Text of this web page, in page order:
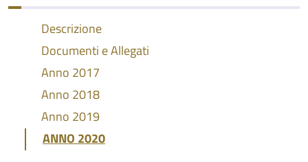
Descrizione
Documenti e Allegati
Anno 2017
Anno 2018
Anno 2019
ANNO 2020